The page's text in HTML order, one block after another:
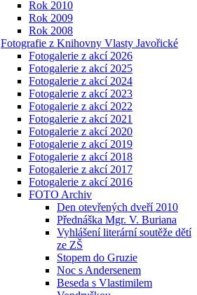
Rok 2010
Rok 2009
Rok 2008
Fotografie z Knihovny Vlasty Javořické
Fotogalerie z akcí 2026
Fotogalerie z akcí 2025
Fotogalerie z akcí 2024
Fotogalerie z akcí 2023
Fotogalerie z akcí 2022
Fotogalerie z akcí 2021
Fotogalerie z akcí 2020
Fotogalerie z akcí 2019
Fotogalerie z akcí 2018
Fotogalerie z akcí 2017
Fotogalerie z akcí 2016
FOTO Archiv
Den otevřených dveří 2010
Přednáška Mgr. V. Buriana
Vyhlášení literární soutěže dětí
ze ZŠ
Stopem do Gruzie
Noc s Andersenem
Beseda s Vlastimilem